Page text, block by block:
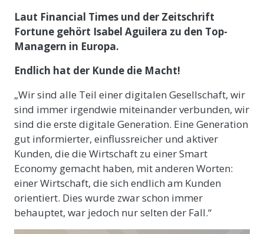
Laut Financial Times und der Zeitschrift
Fortune gehört Isabel Aguilera zu den Top-
Managern in Europa.
Endlich hat der Kunde die Macht!
„Wir sind alle Teil einer digitalen Gesellschaft, wir
sind immer irgendwie miteinander verbunden, wir
sind die erste digitale Generation. Eine Generation
gut informierter, einflussreicher und aktiver
Kunden, die die Wirtschaft zu einer Smart
Economy gemacht haben, mit anderen Worten:
einer Wirtschaft, die sich endlich am Kunden
orientiert. Dies wurde zwar schon immer
behauptet, war jedoch nur selten der Fall.“